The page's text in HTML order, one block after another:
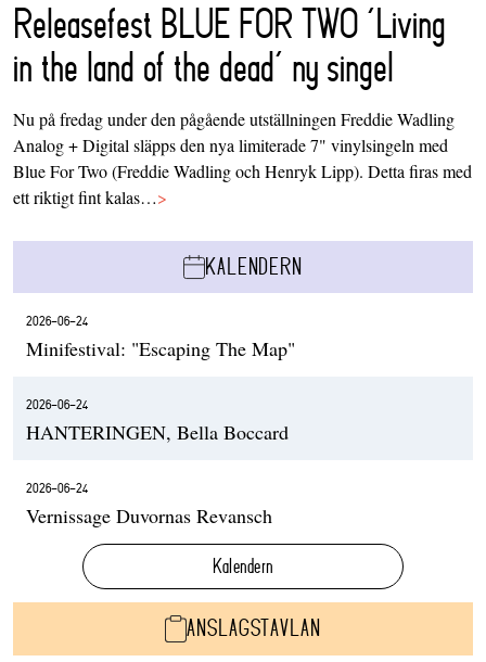
Releasefest BLUE FOR TWO ‘Living
in the land of the dead’ ny singel
Nu på fredag under den pågående utställningen Freddie Wadling
Analog + Digital släpps den nya limiterade 7" vinylsingeln med
Blue For Two (Freddie Wadling och Henryk Lipp). Detta firas med
ett riktigt fint kalas…>
KALENDERN
2026-06-24
Minifestival: "Escaping The Map"
2026-06-24
HANTERINGEN, Bella Boccard
2026-06-24
Vernissage Duvornas Revansch
Kalendern
ANSLAGSTAVLAN